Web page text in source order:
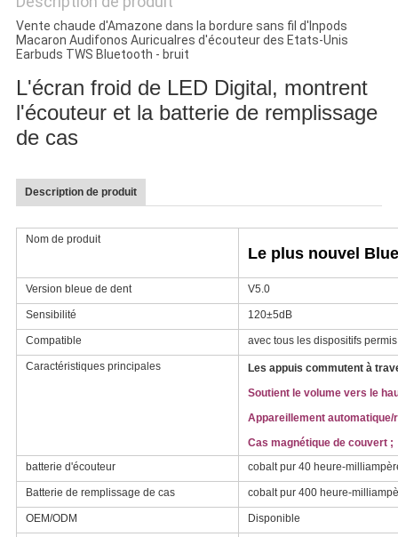
Vente chaude d'Amazone dans la bordure sans fil d'Inpods
Macaron Audifonos Auricualres d'écouteur des Etats-Unis
Earbuds TWS Bluetooth - bruit
L'écran froid de LED Digital, montrent
l'écouteur et la batterie de remplissage
de cas
Description de produit
Nom de produit
Le plus nouvel
Version bleue de dent V5.0
Sensibilité 120±5dB
Compatible avec tous les dispositifs
Caractéristiques principales
Les appuis commutent à
Soutient le volume vers le
Appareillement
Cas magnétique de couvert ;
batterie d'écouteur
cobalt pur 40 heure-
Batterie de remplissage de cas cobalt pur 400 heure-
OEM/ODM Disponible